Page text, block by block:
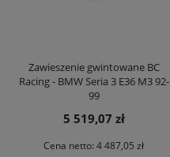
Zawieszenie gwintowane BC
Racing - BMW Seria 3 E36 M3 92-
99
5 519,07 zł
Cena netto: 4 487,05 zł